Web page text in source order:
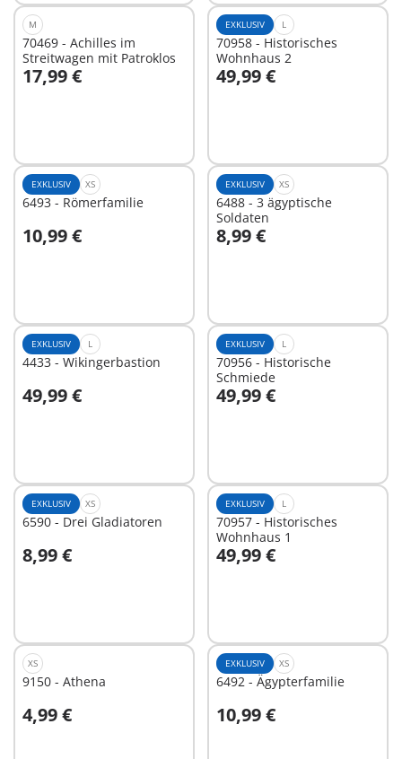
M
70469 - Achilles im
Streitwagen mit Patroklos
17,99 €
In den Warenkorb
EXKLUSIV L
70958 - Historisches
Wohnhaus 2
49,99 €
In den Warenkorb
EXKLUSIV XS
6493 - Römerfamilie
10,99 €
In den Warenkorb
EXKLUSIV XS
6488 - 3 ägyptische
Soldaten
8,99 €
In den Warenkorb
EXKLUSIV L
4433 - Wikingerbastion
49,99 €
In den Warenkorb
EXKLUSIV L
70956 - Historische
Schmiede
49,99 €
In den Warenkorb
EXKLUSIV XS
6590 - Drei Gladiatoren
8,99 €
In den Warenkorb
EXKLUSIV L
70957 - Historisches
Wohnhaus 1
49,99 €
In den Warenkorb
XS
9150 - Athena
4,99 €
In den Warenkorb
EXKLUSIV XS
6492 - Ägypterfamilie
10,99 €
In den Warenkorb